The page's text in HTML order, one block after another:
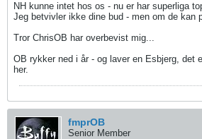
NH kunne intet hos os - nu er har superliga
Jeg betvivler ikke dine bud - men om de kan
Tror ChrisOB har overbevist mig...
OB rykker ned i år - og laver en Esbjerg, det
her.
fmprOB
Senior Member